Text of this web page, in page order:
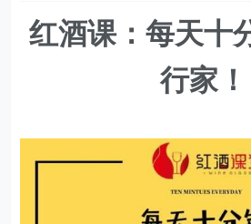
红酒课：每天十
行家！